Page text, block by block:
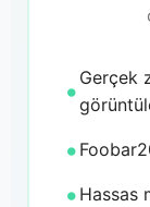
Gerçek
Hassas